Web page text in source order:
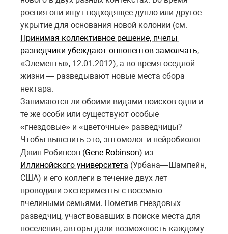
роения они ищут подходящее дупло или другое
укрытие для основания новой колонии (см.
Принимая коллективное решение, пчелы-
разведчики убеждают оппонентов замолчать,
«Элементы», 12.01.2012), а во время оседлой
жизни — разведывают новые места сбора
нектара.
Занимаются ли обоими видами поисков одни и
те же особи или существуют особые
«гнездовые» и «цветочные» разведчицы?
Чтобы выяснить это, энтомолог и нейробиолог
Джин Робинсон (Gene Robinson) из
Иллинойского университета (Урбана—Шампейн,
США) и его коллеги в течение двух лет
проводили эксперименты с восемью
пчелиными семьями. Пометив гнездовых
разведчиц, участвовавших в поиске места для
поселения, авторы дали возможность каждому